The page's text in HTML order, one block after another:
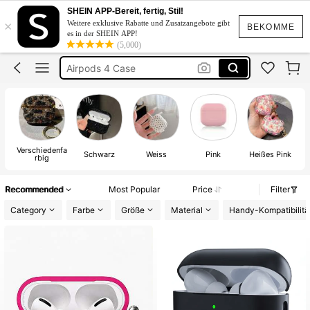
BEKOMME
×
SHEIN APP-Bereit, fertig, Stil!
Weitere exklusive Rabatte und Zusatzangebote gibt
es in der SHEIN APP!
(5,000)
Airpods Case
Airpods Pro 3 Case
Airpods 4 Case
Air Pod Case
Airpods Hülle
Airpods Case
Verschiedenfa
rbig Schwarz Weiss Pink Heißes Pink
Recommended Most Popular Price
Filter
Category
Farbe Größe Material Handy-